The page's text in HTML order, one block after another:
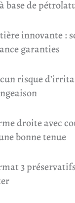
base de
innovante :
garanties
risque
droite avec
bonne tenue
3